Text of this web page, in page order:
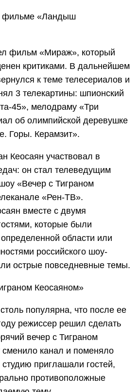
фильме «Ландыш
фильм «Мираж», который
критиками. В дальнейшем
к теме телесериалов и
3 телекартины: шпионский
45», мелодраму «Три
об олимпийской деревушке
Горы. Керамзит».
Кеосаян участвовал в
он стал телеведущим
«Вечер с Тиграном
«Рен-ТВ».
вместе с двумя
которые были
области или
российского шоу-
острые повседневные темы.
Кеосаяном»
популярна, что после ее
режиссер решил сделать
вечер с Тиграном
канал и поменяло
приглашали гостей,
противоположные